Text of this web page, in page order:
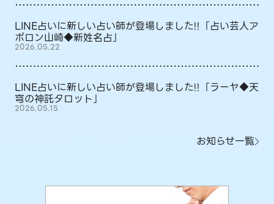
LINE占いに新しい占い師が登場しました!!「占い芸人ア
ポロン山崎◆新姓名占」
2026.05.22
LINE占いに新しい占い師が登場しました!!「ラーヤ◆天
穹の神託タロット」
2026.05.15
お知らせ一覧